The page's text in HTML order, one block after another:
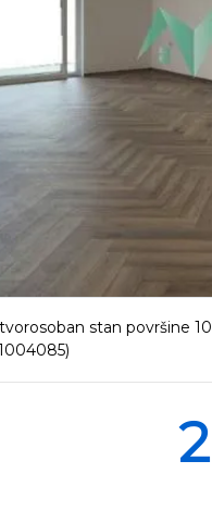
stan površine